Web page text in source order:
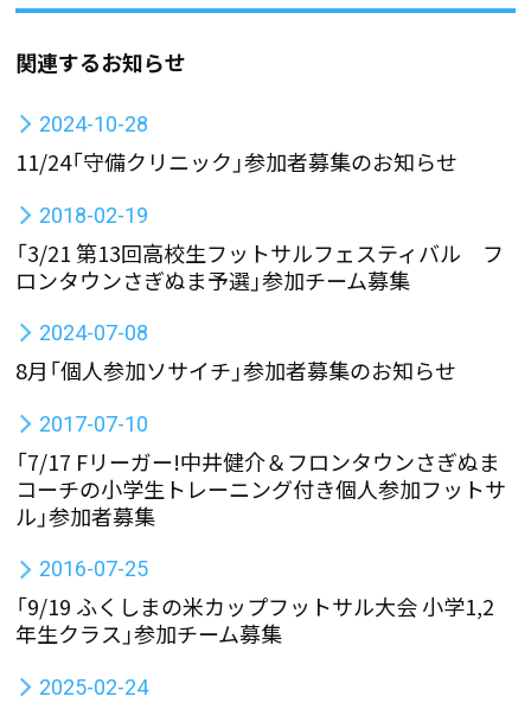
関連するお知らせ
2024-10-28
11/24「守備クリニック」参加者募集のお知らせ
2018-02-19
「3/21 第13回高校生フットサルフェスティバル フ
ロンタウンさぎぬま予選」参加チーム募集
2024-07-08
8月「個人参加ソサイチ」参加者募集のお知らせ
2017-07-10
「7/17 Fリーガー!中井健介＆フロンタウンさぎぬま
コーチの小学生トレーニング付き個人参加フットサ
ル」参加者募集
2016-07-25
「9/19 ふくしまの米カップフットサル大会 小学1,2
年生クラス」参加チーム募集
2025-02-24